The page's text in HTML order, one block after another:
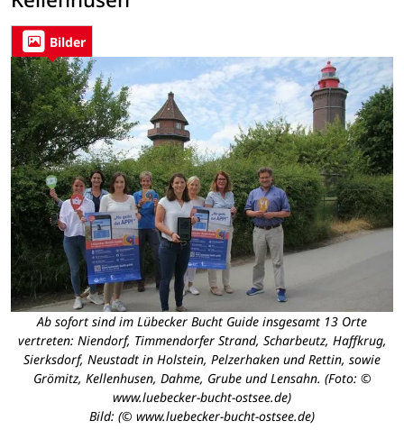
Bilder
Ab sofort sind im Lübecker Bucht Guide insgesamt 13 Orte
vertreten: Niendorf, Timmendorfer Strand, Scharbeutz, Haffkrug,
Sierksdorf, Neustadt in Holstein, Pelzerhaken und Rettin, sowie
Grömitz, Kellenhusen, Dahme, Grube und Lensahn. (Foto: ©
www.luebecker-bucht-ostsee.de)
Bild: (© www.luebecker-bucht-ostsee.de)